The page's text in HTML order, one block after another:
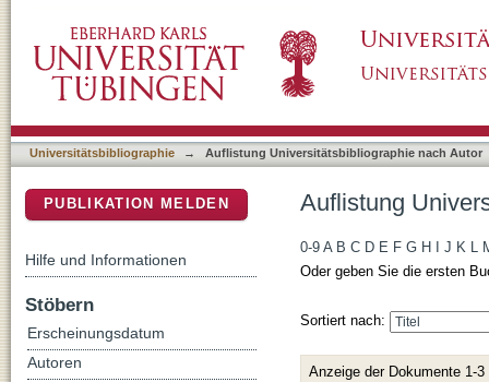
Universitätsbibliographie → Auflistung Universitätsbibliographie nach Autor
Auflistung
0-9 A B C D E F G H J K L
Oder geben Sie die ersten
Sortiert nach:
Anzeige der Dokumente 1-3
PUBLIKATION MELDEN
Hilfe und Informationen
Stöbern
Erscheinungsdatum
Autoren